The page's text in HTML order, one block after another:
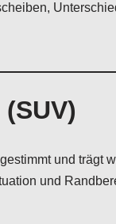
und trägt
und